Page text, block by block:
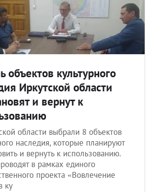
объектов культурного
Иркутской области
и вернут к
области выбрали 8 объектов
наследия, которые планируют
и вернуть к использованию.
в рамках единого
проекта «Вовлечение
ку